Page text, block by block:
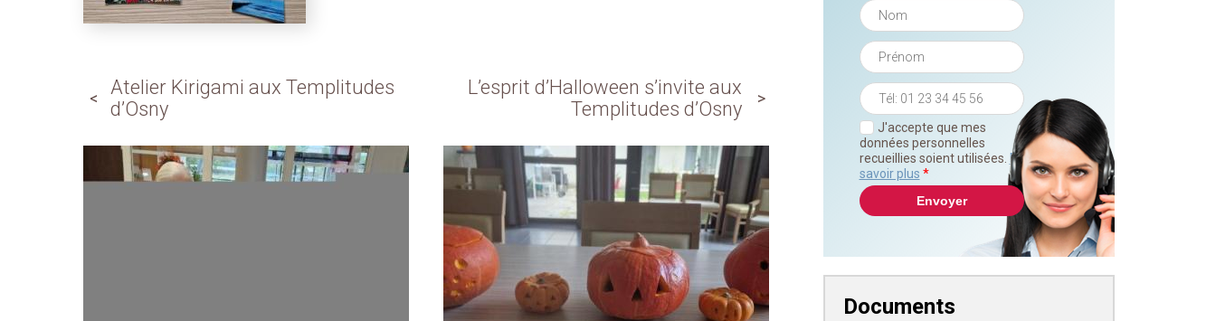
Atelier Kirigami aux Templitudes
d’Osny
L’esprit d’Halloween s’invite aux
Templitudes d’Osny
J'accepte que mes
données personnelles
recueillies soient utilisées. En
savoir plus *
Documents